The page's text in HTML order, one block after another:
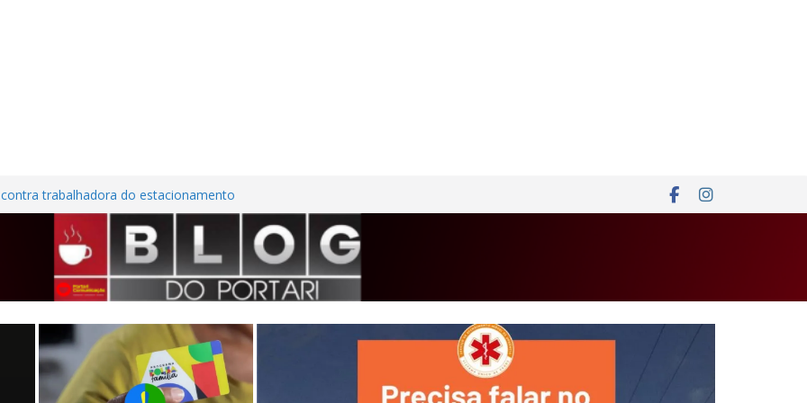
trabalhadora do estacionamento
Frutal
Nordestina
casa desabitada e furtam bicicleta,
no Centro de Frutal
em investimentos, obras de melhoria
em ritmo avançado